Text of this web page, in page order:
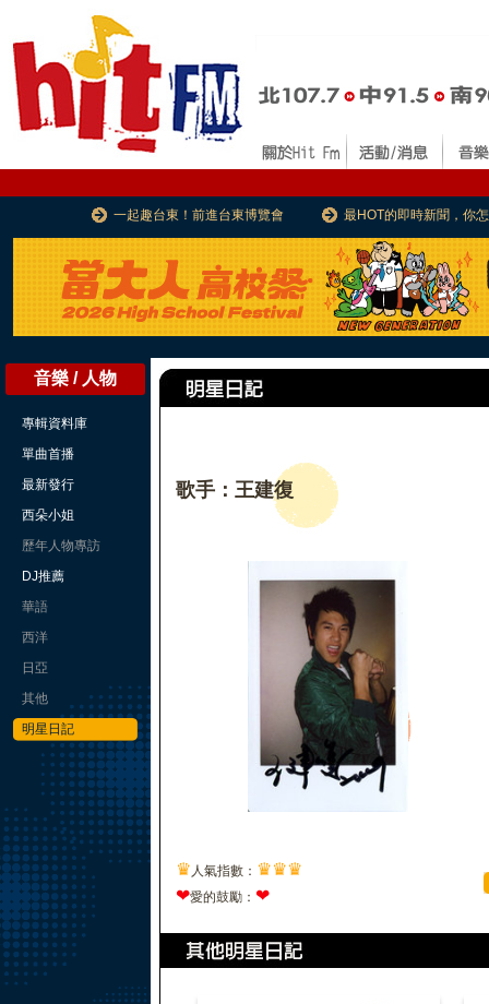
一起趣台東！前進台東博覽會 最HOT的即時新聞，你
音樂 / 人物
專輯資料庫
單曲首播
最新發行
西朵小姐
歷年人物專訪
DJ推薦
華語
西洋
日亞
其他
明星日記
歌手：王建復
♛ 人氣指數： ♛♛♛
❤愛的鼓勵： ❤